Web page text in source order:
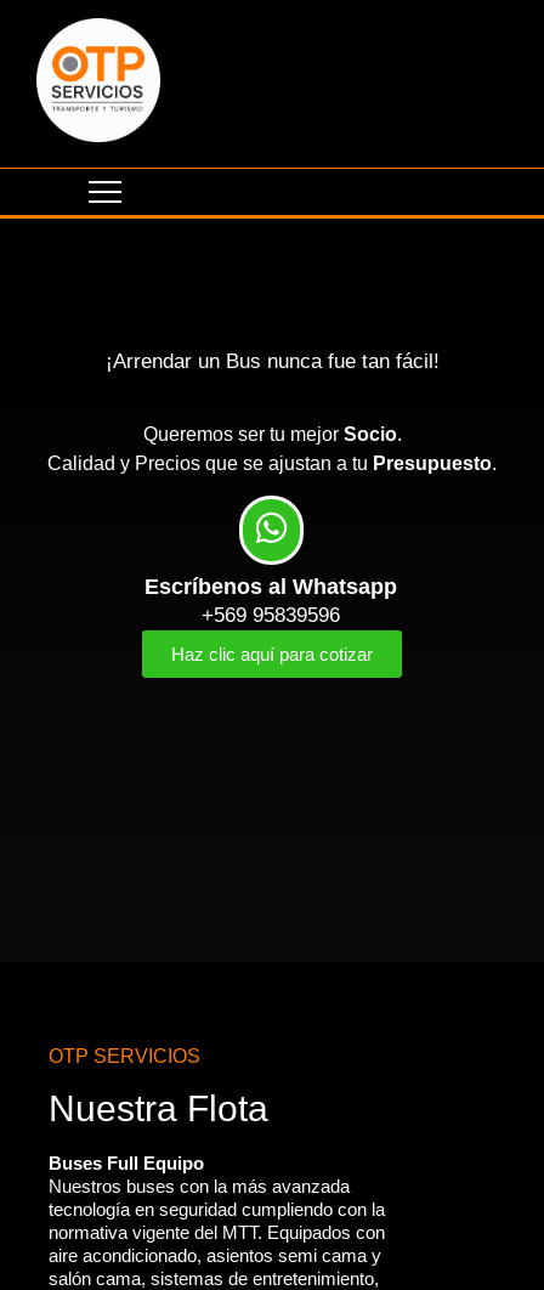
¡Arrendar un Bus nunca fue tan fácil!
Queremos ser tu mejor Socio.
Calidad y Precios que se ajustan a tu Presupuesto.
Escríbenos al Whatsapp
+569 95839596
Haz clic aquí para cotizar
OTP SERVICIOS
Nuestra Flota
Buses Full Equipo
Nuestros buses con la más avanzada
tecnología en seguridad cumpliendo con la
normativa vigente del MTT. Equipados con
aire acondicionado, asientos semi cama y
salón cama, sistemas de entretenimiento,